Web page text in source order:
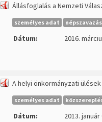
Állásfoglalás a Nemzeti
személyes adat népszavazás
Dátum:
2016.
A helyi önkormányzati
személyes adat
Dátum:
2013. január